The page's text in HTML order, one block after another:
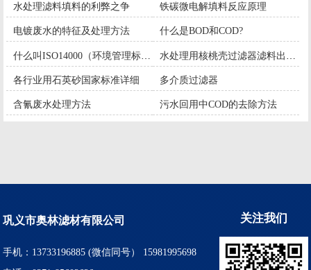
水处理滤料填料的利弊之争 铁碳微电解填料反应原理
电镀废水的特征及处理方法 什么是BOD和COD?
什么叫ISO14000（环境管理标准）？
各行业用石英砂国家标准详细 多介质过滤器
含氰废水处理方法 污水回用中COD的去除方法
巩义市奥林滤材有限公司
手机：13733196885 (微信同号） 15981995698
关注我们